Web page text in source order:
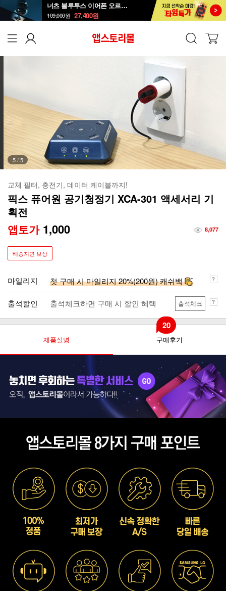
너츠 블루투스 이어폰 오르골 T90
109,000원 27,400원
1/5
교체 필터, 충전기, 데이터 케이블까지!
픽스 퓨어원 공기청정기 XCA-301 액세서리 기
획전
앱토가 1,000 8,077
배송지연 보상
마일리지 첫 구매 시 마일리지 20%(200원) 캐쉬백
출석할인 출석체크하면 구매 시 할인 혜택 출석체크
제품설명 구매후기
20